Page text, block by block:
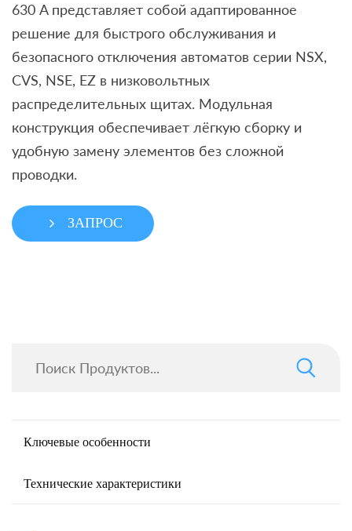
630 A представляет собой адаптированное
решение для быстрого обслуживания и
безопасного отключения автоматов серии NSX,
CVS, NSE, EZ в низковольтных
распределительных щитах. Модульная
конструкция обеспечивает лёгкую сборку и
удобную замену элементов без сложной
проводки.
ЗАПРОС
Ключевые особенности
Технические характеристики